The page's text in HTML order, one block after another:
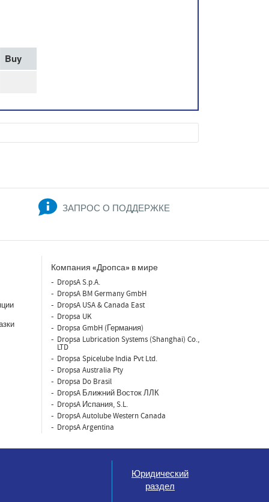
Buy
ЗАПРОС О ПОДДЕРЖКЕ
Компания «Дропса» в мире
DropsA S.p.A.
DropsA BM Germany GmbH
DropsA USA & Canada East
Dropsa UK
Dropsa GmbH (Германия)
Dropsa Lubrication Systems (Shanghai) Co.,
LTD
Dropsa Spicelube India Pvt Ltd.
Dropsa Australia Pty
Dropsa Do Brasil
DropsA Ближний Восток ЛЛК
DropsA Испания, S.L.
DropsA Autolube Western Canada
DropsA Argentina
Юридический
раздел